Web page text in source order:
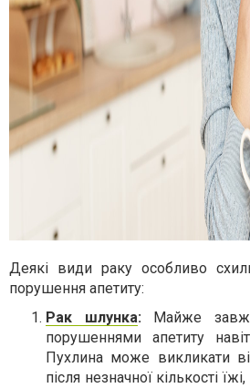
Деякі види раку особливо
порушення апетиту:
Рак шлунка:Майже
порушеннями апетиту
Пухлина може викликати
після незначної кількості